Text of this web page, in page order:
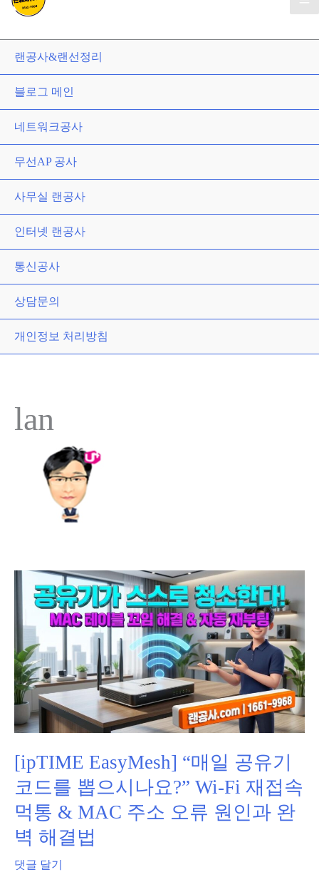
랜공사&랜선정리
블로그 메인
네트워크공사
무선AP 공사
사무실 랜공사
인터넷 랜공사
통신공사
상담문의
개인정보 처리방침
lan
[ipTIME EasyMesh] “매일 공유기
코드를 뽑으시나요?” Wi-Fi 재접속
먹통 & MAC 주소 오류 원인과 완
벽 해결법
댓글 달기